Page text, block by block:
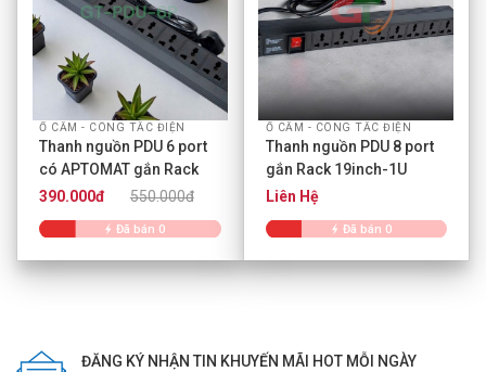
Ổ CẮM - CÔNG TẮC ĐIỆN
Thanh nguồn PDU 6 port
có APTOMAT gắn Rack
19inch-1U
550.000đ
390.000đ
Đã bán 0
Ổ CẮM - CÔNG TẮC ĐIỆN
Thanh nguồn PDU 8 port
gắn Rack 19inch-1U
Liên Hệ
Đã bán 0
ĐĂNG KÝ NHẬN TIN KHUYẾN MÃI HOT MỖI NGÀY